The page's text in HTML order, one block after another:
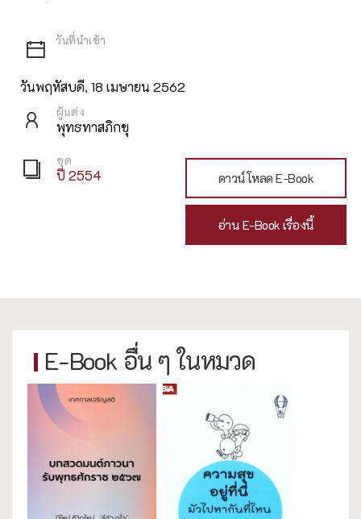
วันพฤหัสบดี, 18 เมษายน 2562
ผู้แต่ง
พุทธทาสภิกขุ
ชุด
ปี 2554 ดาวน์โหลด E-Book
อ่าน E-Book เรื่องนี้
E-Book อื่น ๆ ในหมวด